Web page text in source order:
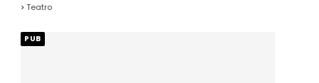
Teatro
PUB